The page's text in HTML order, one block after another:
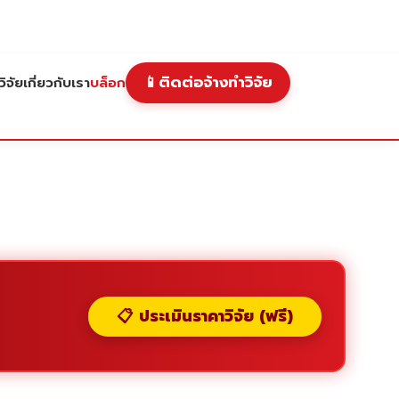
จัยเกี่ยวกับเราบล็อก 📱 ติดต่อจ้างทำวิจัย
📋 ประเมินราคาวิจัย (ฟรี)